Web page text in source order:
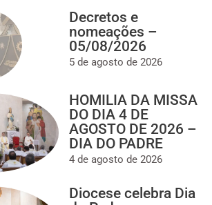
Decretos e
nomeações –
05/08/2026
5 de agosto de 2026
HOMILIA DA MISSA
DO DIA 4 DE
AGOSTO DE 2026 –
DIA DO PADRE
4 de agosto de 2026
Diocese celebra Dia